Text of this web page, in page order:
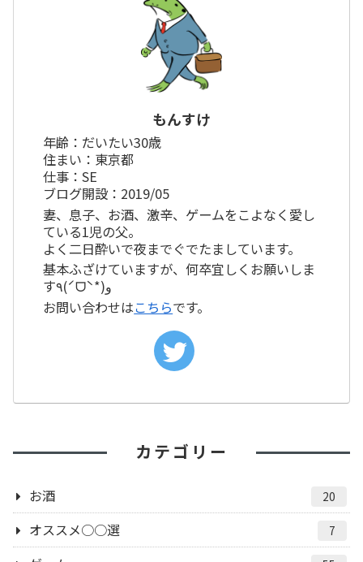
もんすけ
年齢：だいたい30歳
住まい：東京都
仕事：SE
ブログ開設：2019/05
妻、息子、お酒、激辛、ゲームをこよなく愛し
ている1児の父。
よく二日酔いで夜までぐでたましています。
基本ふざけていますが、何卒宜しくお願いしま
す٩(ˊᗜˋ*)و
お問い合わせはこちらです。
カテゴリー
お酒 20
オススメ○○選 7